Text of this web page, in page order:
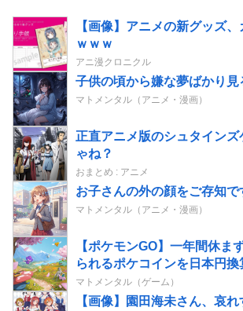
【画像】アニメの新グッズ
ｗｗｗ
アニ漫クロニクル
子供の頃から嫌な夢ばかり見
マトメンタル（アニメ・漫画）
正直アニメ版のシュタインズ
ゃね？
おまとめ : アニメ
お子さんの外の顔をご存知で
マトメンタル（アニメ・漫画）
【ポケモンGO】一年間休ま
られるポケコインを日本円換
マトメンタル（ゲーム）
【画像】園田海未さん、哀